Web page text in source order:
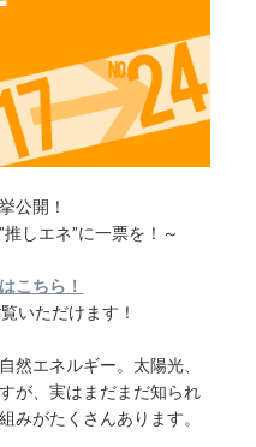
公開！
しエネ”に一票を！～
こちら！
いただけます！
然エネルギー。太陽光、
が、実はまだまだ知られ
みがたくさんあります。